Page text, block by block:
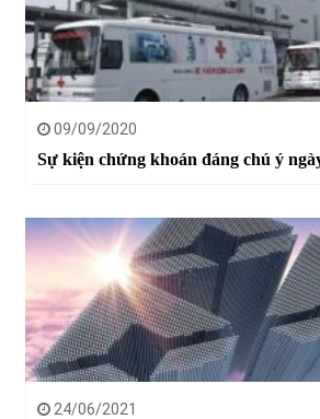
09/09/2020
Sự kiện chứng khoán đáng chú ý
24/06/2021